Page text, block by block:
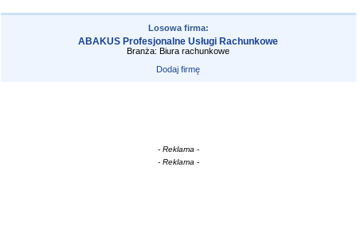
Losowa firma:
ABAKUS Profesjonalne Usługi Rachunkowe
Branża: Biura rachunkowe
Dodaj firmę
- Reklama -
- Reklama -